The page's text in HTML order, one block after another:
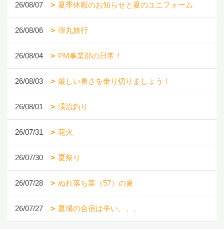
26/08/07 夏季休暇のお知らせと夏のユニフォーム
26/08/06 弾丸旅行
26/08/04 PM事業部の日常！
26/08/03 厳しい暑さを乗り切りましょう！
26/08/01 渓流釣り
26/07/31 花火
26/07/30 夏祭り
26/07/28 ぬれ落ち葉（57）の夏
26/07/27 夏場の合宿は辛い、、、